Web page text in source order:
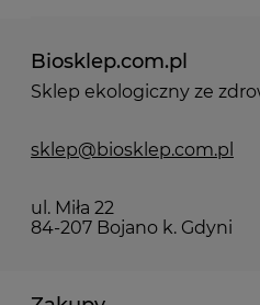
Biosklep.com.pl
Sklep ekologiczny ze
sklep@biosklep.com.pl
ul. Miła 22
84-207 Bojano k. Gdyni